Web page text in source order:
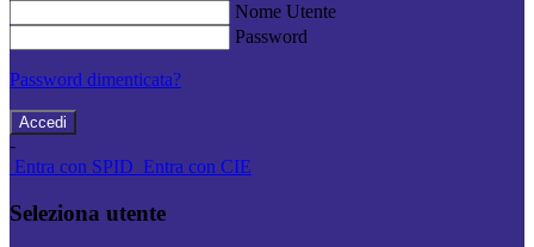
Nome Utente
Password
Password dimenticata?
-
Entra con SPID Entra con CIE
Seleziona utente